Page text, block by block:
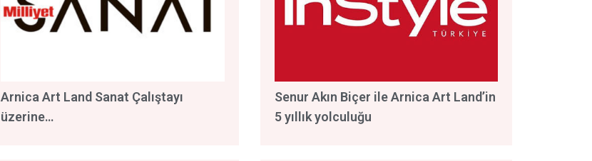
Arnica Art Land Sanat Çalıştayı
üzerine…
Senur Akın Biçer ile Arnica Art Land’in
5 yıllık yolculuğu